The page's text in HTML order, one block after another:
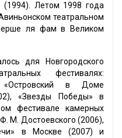
(1994). Летом 1998 года
театральном
ля фам в Великом
для Новгородского
фестивалях:
«Островский в Доме
«Звезды Победы» в
фестивале камерных
М. Достоевского (2006),
в Москве (2007) и